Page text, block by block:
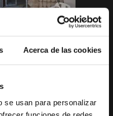
Acerca de las cookies
se usan para personalizar